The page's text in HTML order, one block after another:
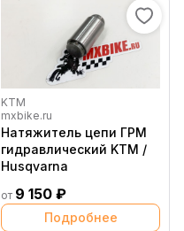
KTM
mxbike.ru
Натяжитель цепи ГРМ
гидравлический KTM /
Husqvarna
от 9 150 ₽
Подробнее